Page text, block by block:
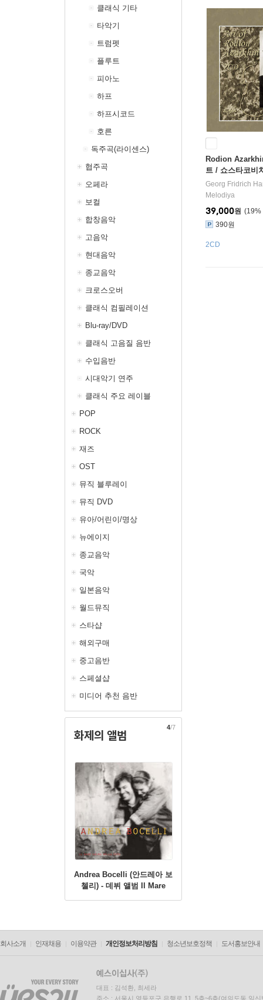
클래식 기타
타악기
트럼펫
플루트
피아노
하프
하프시코드
호른
독주곡(라이센스)
협주곡
오페라
보컬
합창음악
고음악
현대음악
종교음악
크로스오버
클래식 컴필레이션
Blu-ray/DVD
클래식 고음질 음반
수입음반
시대악기 연주
클래식 주요 레이블
POP
ROCK
재즈
OST
뮤직 블루레이
뮤직 DVD
유아/어린이/명상
뉴에이지
종교음악
국악
일본음악
월드뮤직
스타샵
해외구매
중고음반
스페셜샵
미디어 추천 음반
화제의 앨범
Andrea Bocelli (안드레아 보
첼리) - 데뷔 앨범 Il Mare
4/7
Rodion
트 / 쇼스타코비
곡 모음집 (Art
Georg Fridrich
Melodiya
19%
39,000원
390원
2CD
회사소개 인재채용 이용약관 개인정보처리방침 청소년보호정책 도서홍보안내
대표 : 김석환, 최세라
주소 : 서울시 영등포구 은행로 11, 5층~6층(여의도동,일신